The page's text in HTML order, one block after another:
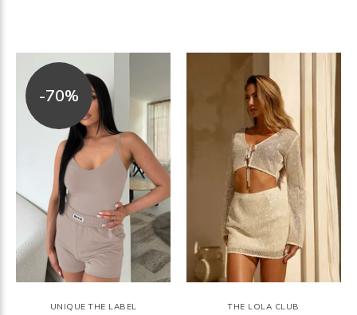
-70%
UNIQUE THE LABEL THE LOLA CLUB